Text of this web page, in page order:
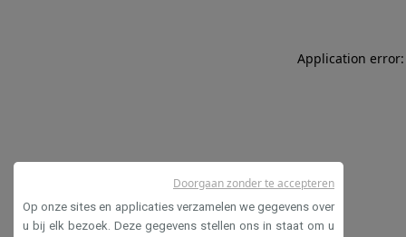
Application
Op onze sites en applicaties verzamelen we gegevens over
u bij elk bezoek. Deze gegevens stellen ons in staat om u
Doorgaan zonder te accepteren